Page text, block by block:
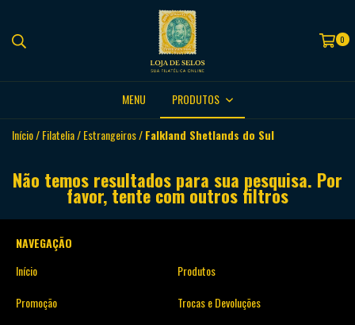
0
MENU PRODUTOS
Início/Filatelia/Estrangeiros/Falkland Shetlands do Sul
Não temos resultados para sua pesquisa. Por
favor, tente com outros filtros
NAVEGAÇÃO
Início
Produtos
Promoção
Trocas e Devoluções